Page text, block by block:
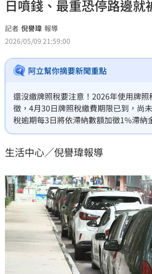
日噴錢、最重恐停路邊就
記者 倪譽瑋 報導
2026/05/09 21:59:00
阿立幫你摘要新聞重點
還沒繳牌照稅要注意！2026年使用牌照
徵，4月30日牌照稅繳費期限已到，尚
稅逾期每3日將依滯納數額加徵1%滯納
10％；30日的滯納期滿後，恐還會面
查獲沒繳的車上路、停在公共道路上，
生活中心／倪譽瑋報導